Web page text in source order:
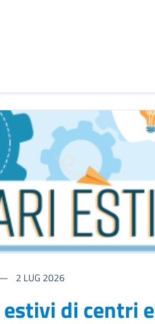
2 LUG 2026
di centri e